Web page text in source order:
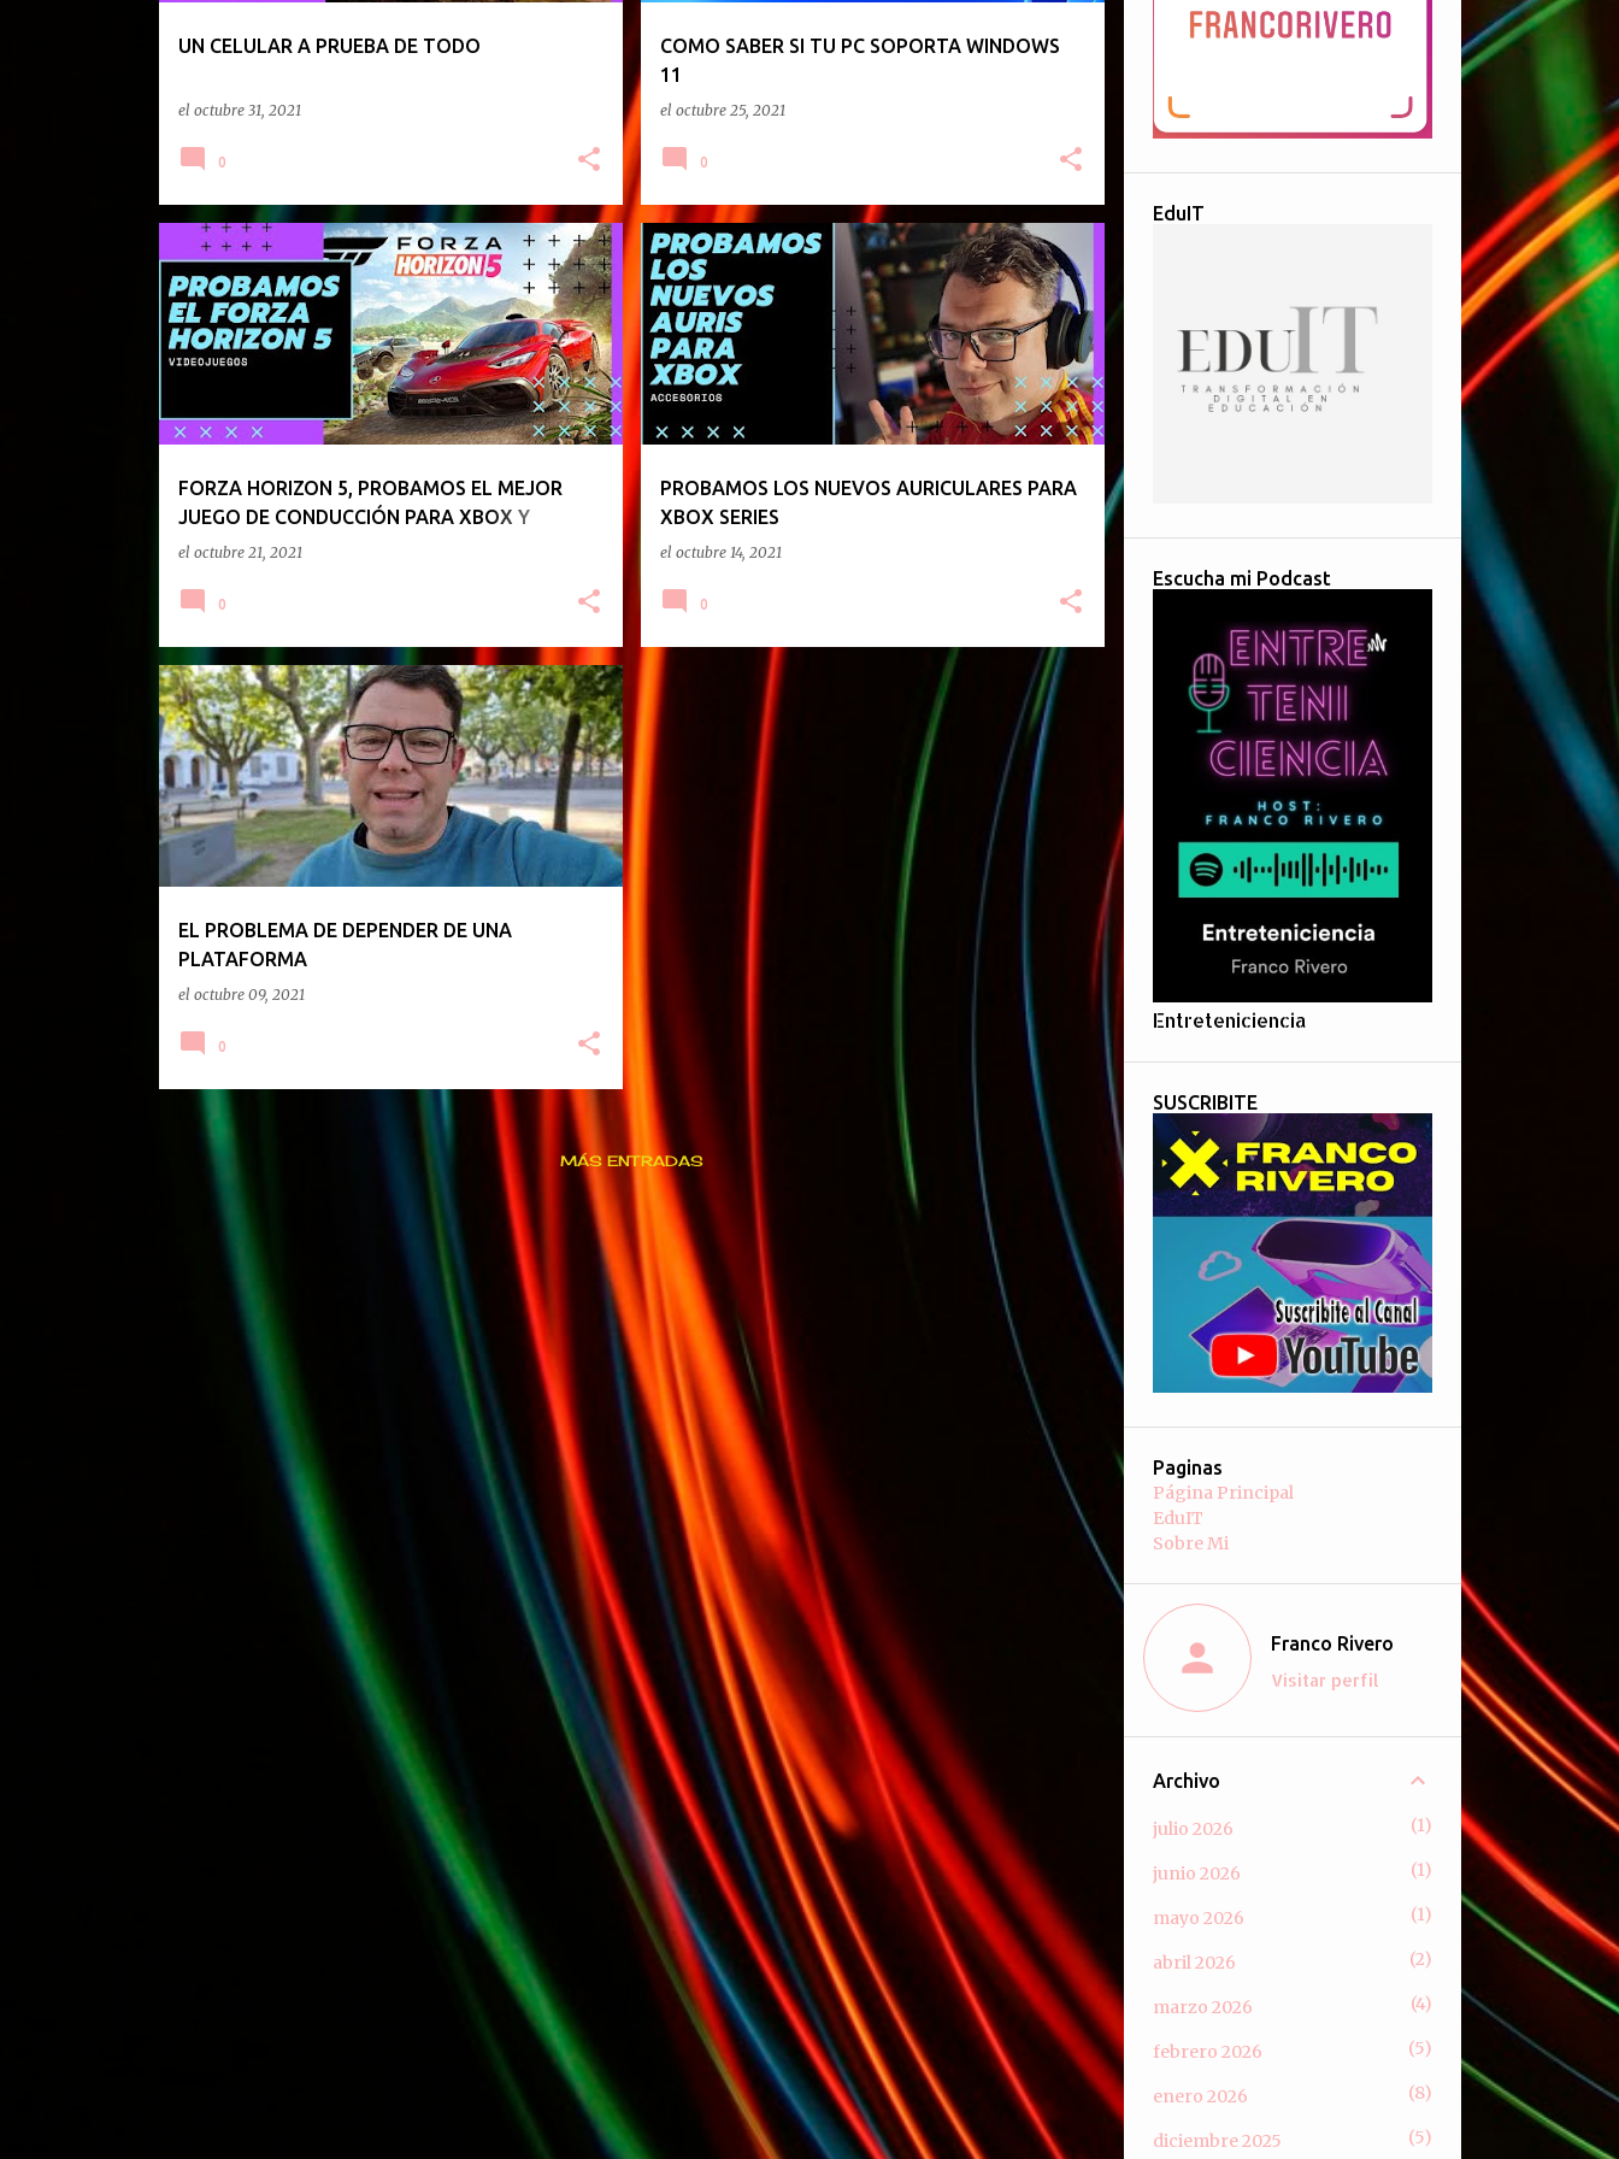
d
UN CELULAR A PRUEBA DE TODO
el octubre 31, 2021
0
COMO SABER SI TU PC SOPORTA WINDOWS
11
el octubre 25, 2021
0
FORZA HORIZON 5, PROBAMOS EL MEJOR
JUEGO DE CONDUCCIÓN PARA XBOX Y
WINDOWS
el octubre 21, 2021
FORZA WINDOWS XBOX
0
PROBAMOS LOS NUEVOS AURICULARES PARA
XBOX SERIES
el octubre 14, 2021
WINDOWS11 XBOX SERIES S
0
EL PROBLEMA DE DEPENDER DE UNA
PLATAFORMA
el octubre 09, 2021
FACEBOOK INSTAGRAM WHATSAPP
0
MÁS ENTRADAS
EduIT
Escucha mi Podcast
Entreteniciencia
SUSCRIBITE
Paginas
Página Principal
EduIT
Sobre Mi
Franco Rivero
Visitar perfil
Archivo
julio 2026 1
junio 2026 1
mayo 2026 1
abril 2026 2
marzo 2026 4
febrero 2026 5
enero 2026 8
diciembre 2025 5